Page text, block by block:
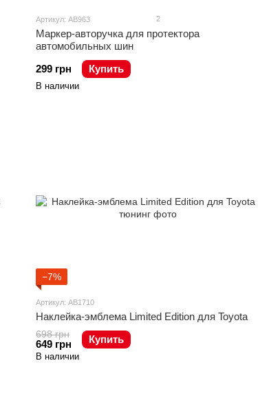
Артикул: AB963 2
Маркер-авторучка для протектора
автомобильных шин
299 грн
Купить
В наличии
−7%
Артикул: AB1710
Наклейка-эмблема Limited Edition для Toyota
698 грн
649 грн Купить
В наличии